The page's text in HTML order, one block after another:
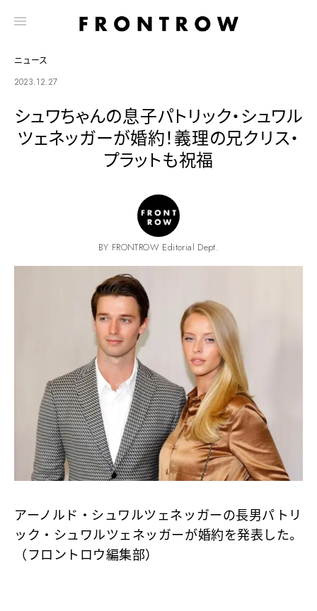
ニュース
2023.12.27
シュワちゃんの息子パトリック・シュワル
ツェネッガーが婚約！義理の兄クリス・
プラットも祝福
BY FRONTROW Editorial Dept.
アーノルド・シュワルツェネッガーの長男パトリ
ック・シュワルツェネッガーが婚約を発表した。
（フロントロウ編集部）